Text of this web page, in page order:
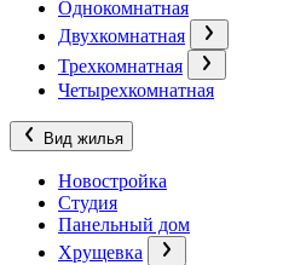
Однокомнатная
Двухкомнатная
Трехкомнатная
Четырехкомнатная
Вид жилья
Новостройка
Студия
Панельный дом
Хрущевка